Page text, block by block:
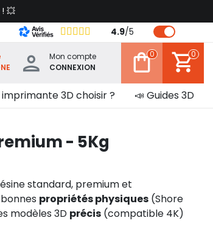
💥
4.9/5
Mon compte
CONNEXION
0 0
imprimante 3D choisir ? 📣 Guides 3D
- 5Kg
standard, premium et
propriétés physiques (Shore
modèles 3D précis (compatible 4K)